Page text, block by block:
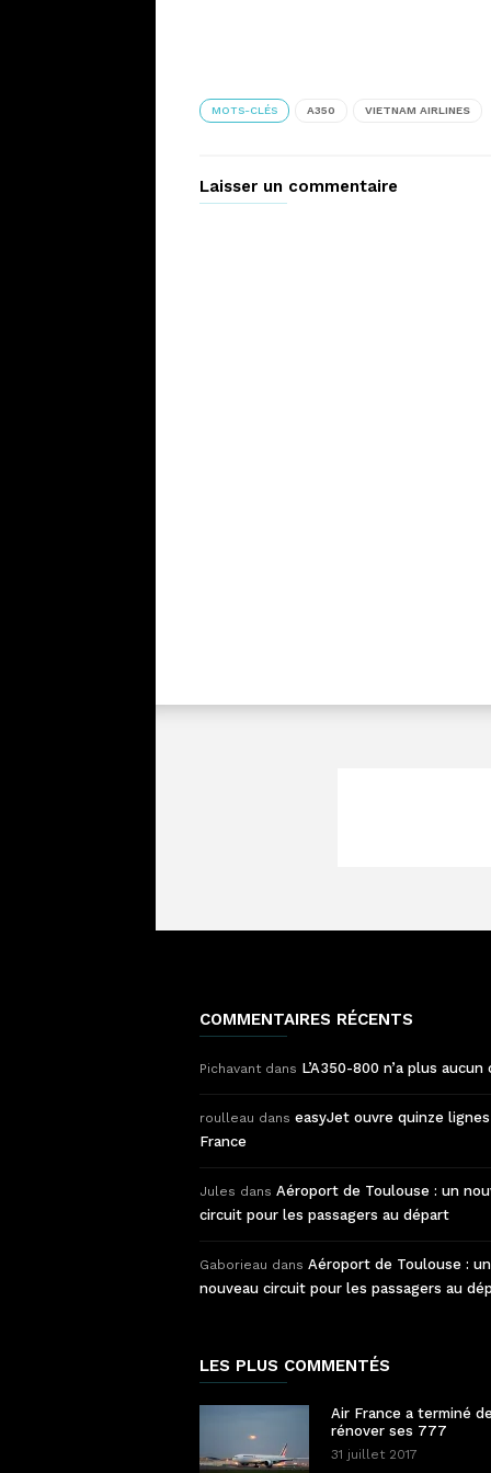
MOTS-CLÉS A350 VIETNAM AIRLINES
Laisser un commentaire
COMMENTAIRES RÉCENTS
Pichavant dans L’A350-800 n’a plus
roulleau dans easyJet ouvre quinze
France
Jules dans Aéroport de Toulouse : un
circuit pour les passagers au départ
Gaborieau dans Aéroport de Toulouse : un
nouveau circuit pour les passagers au
LES PLUS COMMENTÉS
Air France a terminé de
rénover ses 777
31 juillet 2017